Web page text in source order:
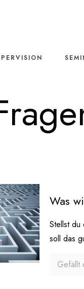
Was
Stellst
soll das
Gefällt